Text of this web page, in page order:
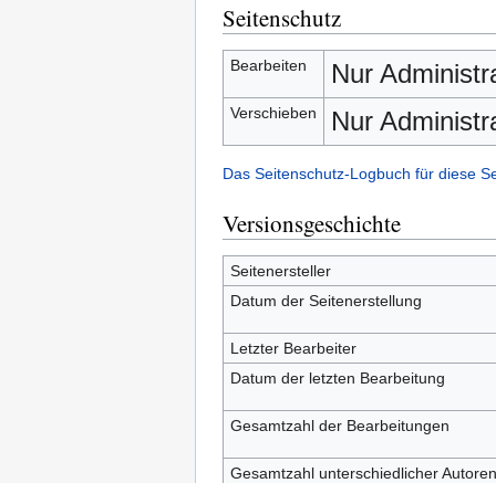
Seitenschutz
Bearbeiten Nur
Verschieben Nur
Das Seitenschutz-Logbuch für diese
Versionsgeschichte
Seitenersteller
Datum der Seitenerstellung
Letzter Bearbeiter
Datum der letzten Bearbeitung
Gesamtzahl der Bearbeitungen
Gesamtzahl unterschiedlicher Autoren